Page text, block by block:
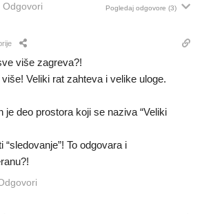
Odgovori Pogledaj odgovore (3)
više zagreva?!
Veliki rat zahteva i velike uloge.
je deo prostora koji se naziva “Veliki
To odgovara i